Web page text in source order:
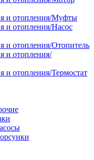
и отопления/Муфты
и отопления/Насос
и отопления/Отопитель
и отопления/
и отопления/Термостат